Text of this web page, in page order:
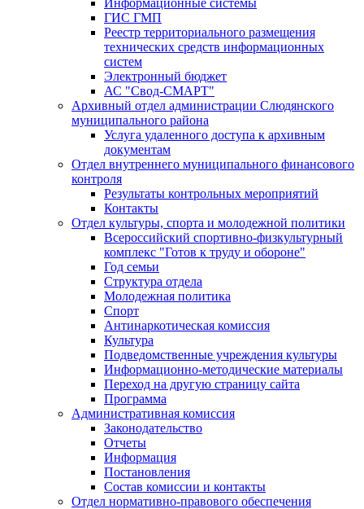
Информационные системы
ГИС ГМП
Реестр территориального размещения
технических средств информационных
систем
Электронный бюджет
АС "Свод-СМАРТ"
Архивный отдел администрации Слюдянского
муниципального района
Услуга удаленного доступа к архивным
документам
Отдел внутреннего муниципального финансового
контроля
Результаты контрольных мероприятий
Контакты
Отдел культуры, спорта и молодежной политики
Всероссийский спортивно-физкультурный
комплекс "Готов к труду и обороне"
Год семьи
Структура отдела
Молодежная политика
Спорт
Антинаркотическая комиссия
Культура
Подведомственные учреждения культуры
Информационно-методические материалы
Переход на другую страницу сайта
Программа
Административная комиссия
Законодательство
Отчеты
Информация
Постановления
Состав комиссии и контакты
Отдел нормативно-правового обеспечения